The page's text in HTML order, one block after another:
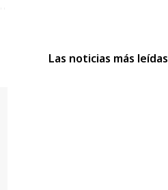
Las noticias más leídas